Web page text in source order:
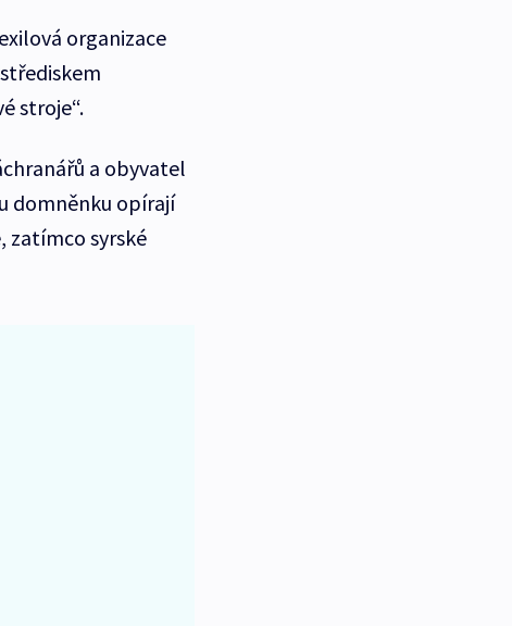
organizace
stroje“.
a obyvatel
domněnku opírají
zatímco syrské